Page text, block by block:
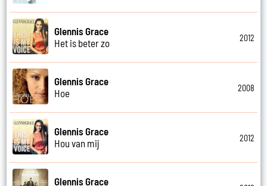
Glennis Grace
Het is beter zo
2012
Glennis Grace
Hoe
2008
Glennis Grace
Hou van mij
2012
Glennis Grace